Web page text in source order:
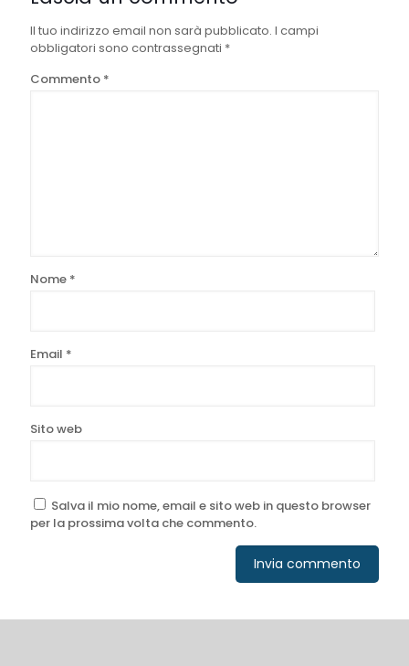
Il tuo indirizzo email non sarà pubblicato. I campi
obbligatori sono contrassegnati *
Commento *
Nome *
Email *
Sito web
Salva il mio nome, email e sito web in questo browser
per la prossima volta che commento.